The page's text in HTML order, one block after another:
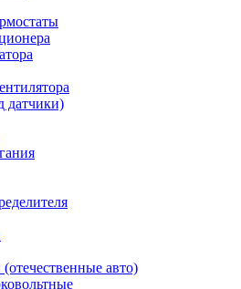
датчики)
авто)